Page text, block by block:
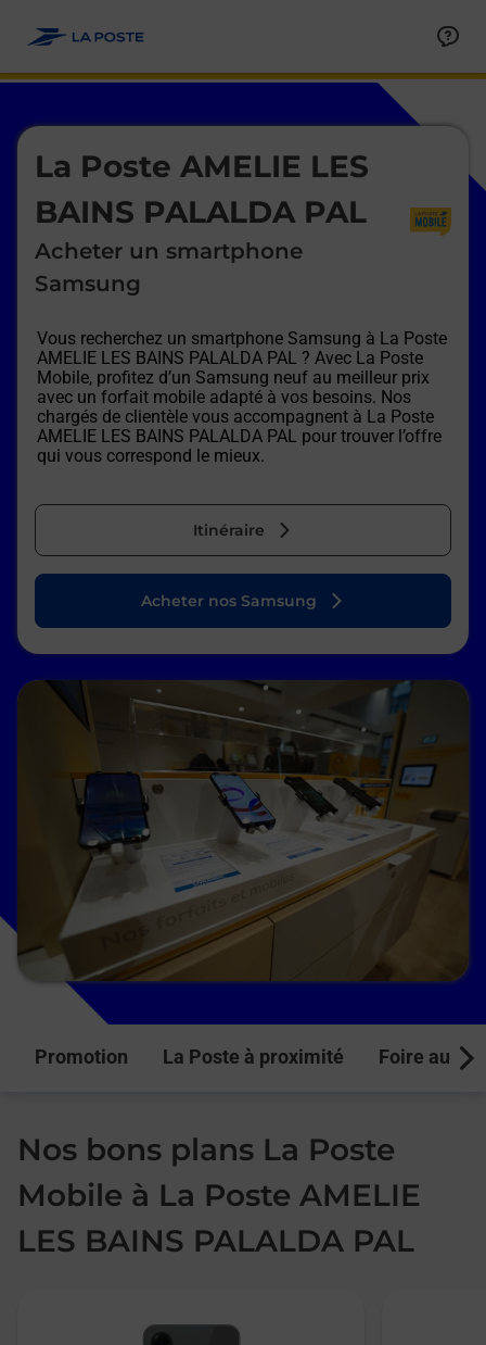
La Poste AMELIE LES
BAINS PALALDA PAL
Acheter un smartphone
Samsung
Vous recherchez un smartphone Samsung à La Poste
AMELIE LES BAINS PALALDA PAL ? Avec La Poste
Mobile, profitez d’un Samsung neuf au meilleur prix
avec un forfait mobile adapté à vos besoins. Nos
chargés de clientèle vous accompagnent à La Poste
AMELIE LES BAINS PALALDA PAL pour trouver l’offre
qui vous correspond le mieux.
Itinéraire
Le lien s'ouvre dans un nouvel onglet
Acheter nos Samsung
Promotion La Poste à proximité Foire aux
Nos bons plans La Poste
Mobile à La Poste AMELIE
LES BAINS PALALDA PAL